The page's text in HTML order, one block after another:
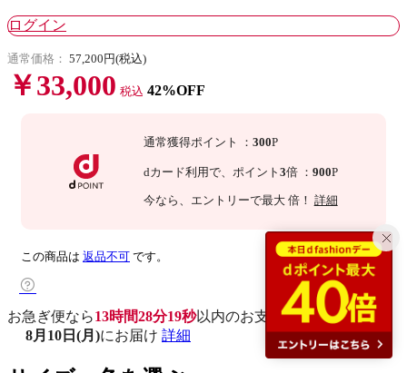
ログイン
通常価格： 57,200円(税込)
￥33,000 税込 42%OFF
通常獲得ポイント ： 300P
dカード利用で、 ポイント 3倍 ： 900P
今なら 、エントリーで最大 倍！ 詳細
この商品は 返品不可 です。
お急ぎ便なら13時間28分18秒以内のお支払いで
8月10日(月)にお届け 詳細